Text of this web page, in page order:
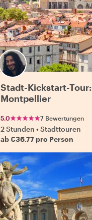
Stadt-Kickstart-Tour:
Montpellier
5.0 7 Bewertungen
2 Stunden •Stadttouren
ab €36.77 pro Person